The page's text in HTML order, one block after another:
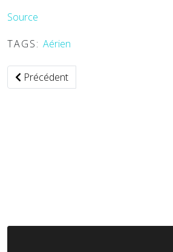
Source
TAGS: Aérien
Article précédent : Brésil — Uber
Précédent